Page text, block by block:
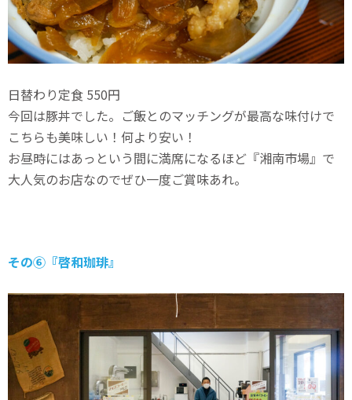
日替わり定食 550円
今回は豚丼でした。ご飯とのマッチングが最高な味付けで
こちらも美味しい！何より安い！
お昼時にはあっという間に満席になるほど『湘南市場』で
大人気のお店なのでぜひ一度ご賞味あれ。
その⑥『啓和珈琲』